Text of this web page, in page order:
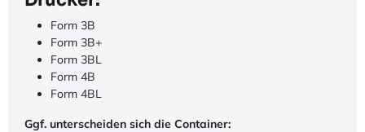
Form 3B
Form 3B+
Form 3BL
Form 4B
Form 4BL
Ggf. unterscheiden sich die Container: